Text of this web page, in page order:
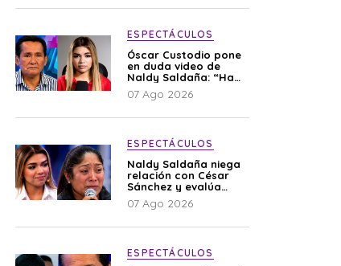
ESPECTÁCULOS
Óscar Custodio pone
en duda video de
Naldy Saldaña: “Hay
cosas que de repente
se han editado”
07 Ago 2026
ESPECTÁCULOS
Naldy Saldaña niega
relación con César
Sánchez y evalúa
denunciar a su
esposa: “Es una
07 Ago 2026
ESPECTÁCULOS